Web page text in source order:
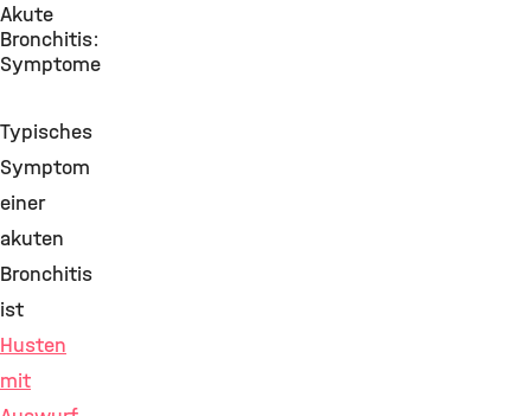
Akute
Bronchitis:
Symptome
Typisches
Symptom
einer
akuten
Bronchitis
ist
Husten
mit